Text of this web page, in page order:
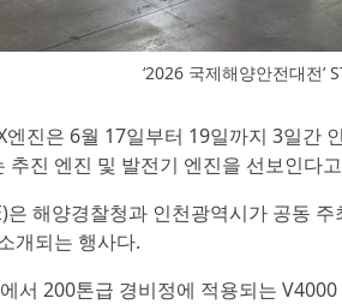
‘2026 국제해양안전대전’
엔진은 6월 17일부터 19일까지 3일간
추진 엔진 및 발전기 엔진을 선보인다
은 해양경찰청과 인천광역시가 공동
개되는 행사다.
서 200톤급 경비정에 적용되는